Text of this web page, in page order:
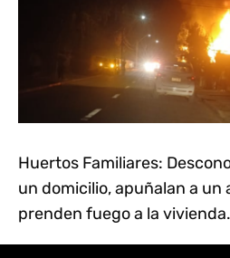
Huertos Familiares:
un domicilio, apuñalan a un
prenden fuego a la vivienda.